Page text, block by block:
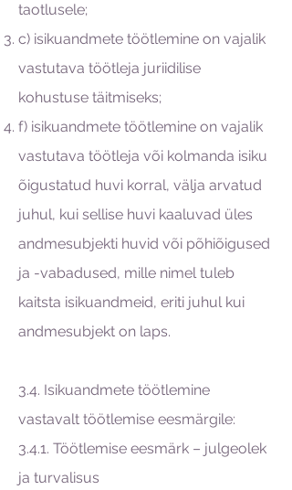
taotlusele;
c) isikuandmete töötlemine on vajalik
vastutava töötleja juriidilise
kohustuse täitmiseks;
f) isikuandmete töötlemine on vajalik
vastutava töötleja või kolmanda isiku
õigustatud huvi korral, välja arvatud
juhul, kui sellise huvi kaaluvad üles
andmesubjekti huvid või põhiõigused
ja -vabadused, mille nimel tuleb
kaitsta isikuandmeid, eriti juhul kui
andmesubjekt on laps.
3.4. Isikuandmete töötlemine
vastavalt töötlemise eesmärgile:
3.4.1. Töötlemise eesmärk – julgeolek
ja turvalisus